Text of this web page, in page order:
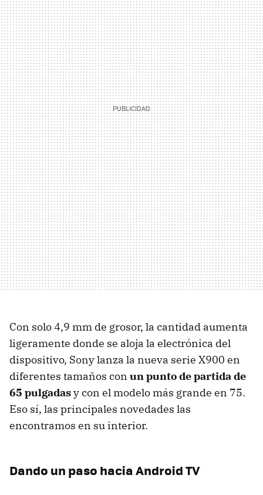
Con solo 4,9 mm de grosor, la cantidad aumenta
ligeramente donde se aloja la electrónica del
dispositivo, Sony lanza la nueva serie X900 en
diferentes tamaños con un punto de partida de
65 pulgadasy con el modelo más grande en 75.
Eso sí, las principales novedades las
encontramos en su interior.
Dando un paso hacia Android TV